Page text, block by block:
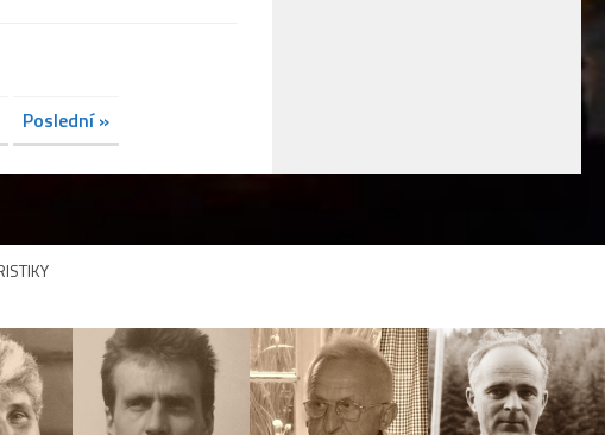
Poslední »